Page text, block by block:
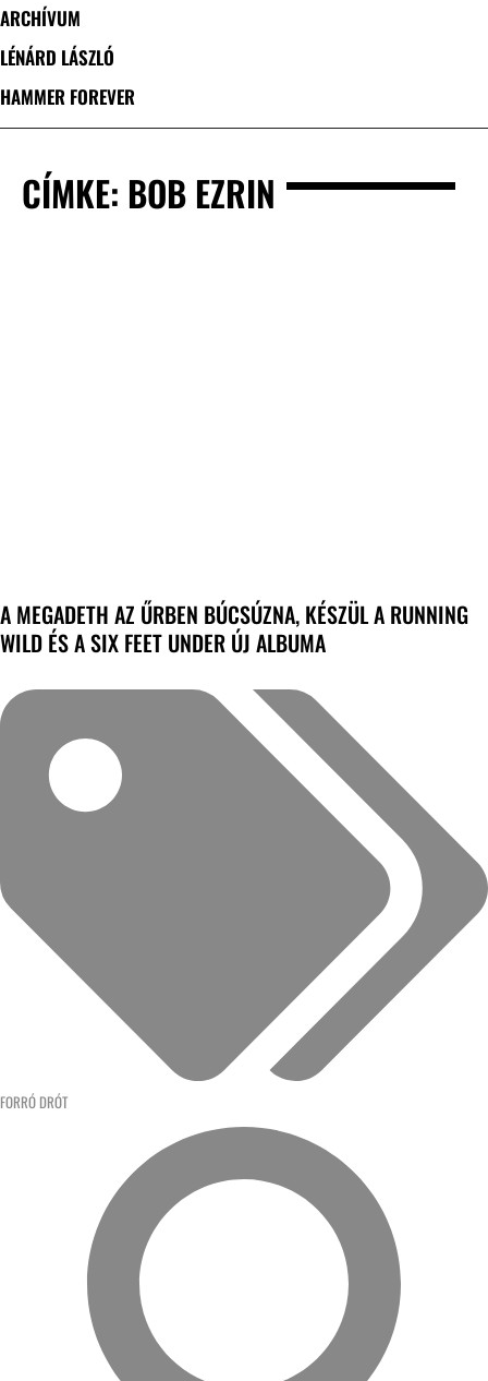
ARCHÍVUM
LÉNÁRD LÁSZLÓ
HAMMER FOREVER
CÍMKE: BOB EZRIN
A MEGADETH AZ ŰRBEN BÚCSÚZNA, KÉSZÜL A RUNNING
WILD ÉS A SIX FEET UNDER ÚJ ALBUMA
FORRÓ DRÓT